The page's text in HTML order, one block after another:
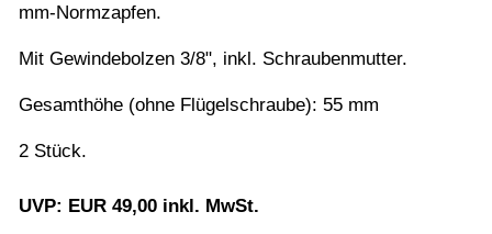
mm-Normzapfen.
Mit Gewindebolzen 3/8", inkl. Schraubenmutter.
Gesamthöhe (ohne Flügelschraube): 55 mm
2 Stück.
UVP: EUR 49,00 inkl. MwSt.